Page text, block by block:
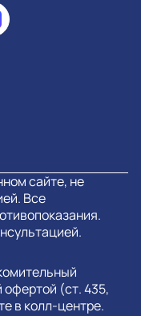
сайте, не
Все
офертой (ст. 435,
в колл-центре.